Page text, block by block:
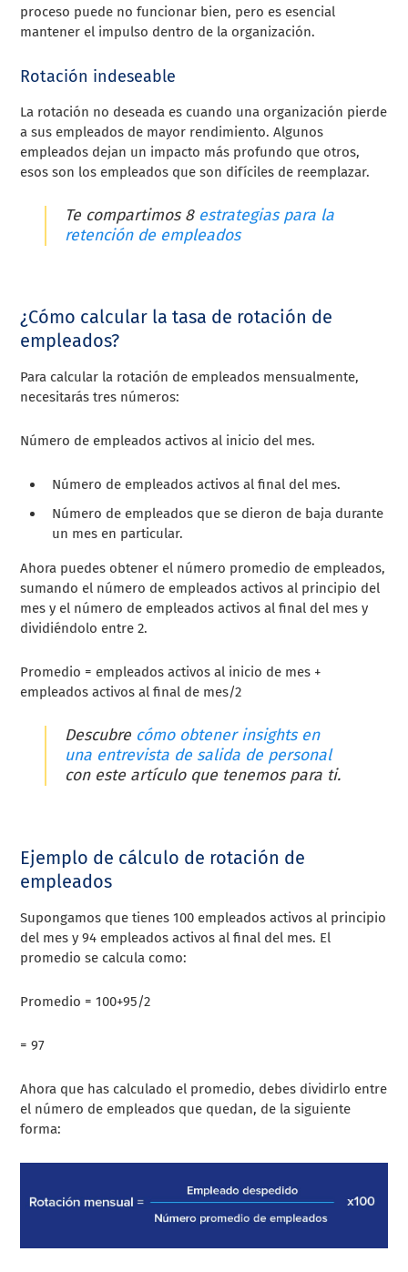
proceso puede no funcionar bien, pero es esencial
mantener el impulso dentro de la organización.
Rotación indeseable
La rotación no deseada es cuando una organización pierde
a sus empleados de mayor rendimiento. Algunos
empleados dejan un impacto más profundo que otros,
esos son los empleados que son difíciles de reemplazar.
Te compartimos 8 estrategias para la
retención de empleados
¿Cómo calcular la tasa de rotación de
empleados?
Para calcular la rotación de empleados mensualmente,
necesitarás tres números:
Número de empleados activos al inicio del mes.
Número de empleados activos al final del mes.
Número de empleados que se dieron de baja durante
un mes en particular.
Ahora puedes obtener el número promedio de empleados,
sumando el número de empleados activos al principio del
mes y el número de empleados activos al final del mes y
dividiéndolo entre 2.
Promedio = empleados activos al inicio de mes +
empleados activos al final de mes/2
Descubre cómo obtener insights en
una entrevista de salida de personal
con este artículo que tenemos para ti.
Ejemplo de cálculo de rotación de
empleados
Supongamos que tienes 100 empleados activos al principio
del mes y 94 empleados activos al final del mes. El
promedio se calcula como:
Promedio = 100+95/2
= 97
Ahora que has calculado el promedio, debes dividirlo entre
el número de empleados que quedan, de la siguiente
forma: